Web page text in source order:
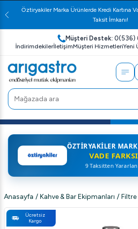
Öztiryakiler Marka Ürünlerde Kredi Kartına
Taksit İmkanı!
Müşteri Destek: 0(536)
İndirimdekilerİletişimMüşteri HizmetleriYeni
ÖZTIRYAKILER
VADE
9 Taksitten
Anasayfa / Kahve & Bar Ekipmanları / Filtre
Ücretsiz
Kargo